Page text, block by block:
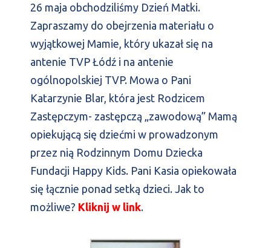
26 maja obchodziliśmy Dzień Matki.
Zapraszamy do obejrzenia materiału o
wyjątkowej Mamie, który ukazał się na
antenie TVP Łódź i na antenie
ogólnopolskiej TVP. Mowa o Pani
Katarzynie Blar, która jest Rodzicem
Zastępczym- zastępczą „zawodową” Mamą
opiekującą się dziećmi w prowadzonym
przez nią Rodzinnym Domu Dziecka
Fundacji Happy Kids. Pani Kasia opiekowała
się łącznie ponad setką dzieci. Jak to
możliwe? Kliknij w link.